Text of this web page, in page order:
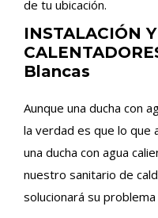
de tu ubicación.
INSTALACIÓN
Blancas
Aunque una ducha con
la verdad es que lo que
una ducha con agua
nuestro sanitario de
solucionará su